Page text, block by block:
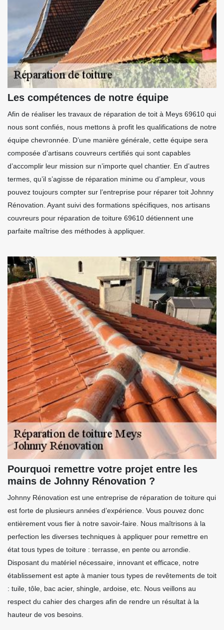
Les compétences de notre équipe
Afin de réaliser les travaux de réparation de toit à Meys 69610 qui
nous sont confiés, nous mettons à profit les qualifications de notre
équipe chevronnée. D’une manière générale, cette équipe sera
composée d’artisans couvreurs certifiés qui sont capables
d’accomplir leur mission sur n’importe quel chantier. En d’autres
termes, qu’il s’agisse de réparation minime ou d’ampleur, vous
pouvez toujours compter sur l’entreprise pour réparer toit Johnny
Rénovation. Ayant suivi des formations spécifiques, nos artisans
couvreurs pour réparation de toiture 69610 détiennent une
parfaite maîtrise des méthodes à appliquer.
Pourquoi remettre votre projet entre les
mains de Johnny Rénovation ?
Johnny Rénovation est une entreprise de réparation de toiture qui
est forte de plusieurs années d’expérience. Vous pouvez donc
entièrement vous fier à notre savoir-faire. Nous maîtrisons à la
perfection les diverses techniques à appliquer pour remettre en
état tous types de toiture : terrasse, en pente ou arrondie.
Disposant du matériel nécessaire, innovant et efficace, notre
établissement est apte à manier tous types de revêtements de toit
: tuile, tôle, bac acier, shingle, ardoise, etc. Nous veillons au
respect du cahier des charges afin de rendre un résultat à la
hauteur de vos besoins.